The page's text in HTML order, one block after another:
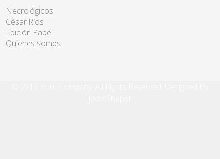
Necrológicos
César Ríos
Edición Papel
Quienes somos